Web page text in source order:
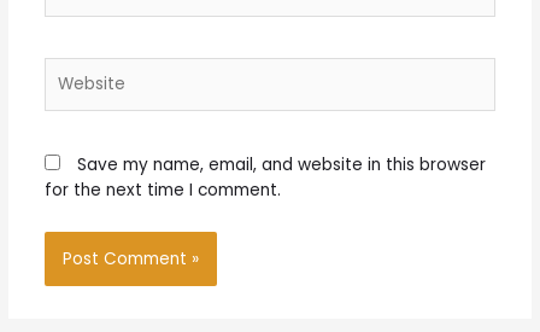
Save my name, email, and website in this browser
for the next time I comment.